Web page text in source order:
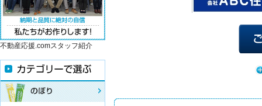
不動産応援.comスタッフ紹介